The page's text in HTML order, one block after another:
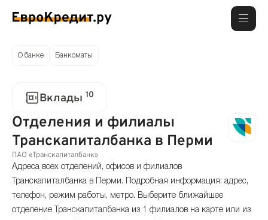
О банке Банкоматы
Вклады 10
Отделения и филиалы
Транскапиталбанка в Перми
ПАО «Транскапиталбанк»
Адреса всех отделений, офисов и филиалов
Транскапиталбанка в Перми. Подробная информация: адрес,
телефон, режим работы, метро. Выберите ближайшее
отделение Транскапиталбанка из 1 филиалов на карте или из